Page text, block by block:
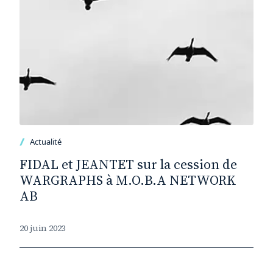
Actualité
FIDAL et JEANTET sur la cession de
WARGRAPHS à M.O.B.A NETWORK
AB
20 juin 2023